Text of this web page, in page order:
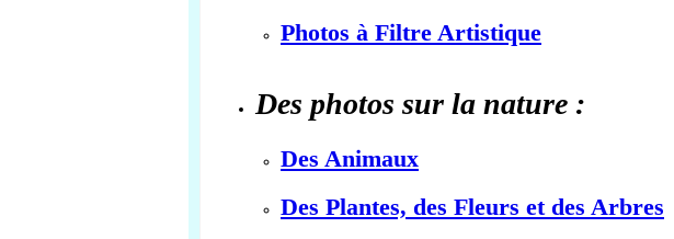
Photos à Filtre Artistique
Des photos sur la nature :
Des Animaux
Des Plantes, des Fleurs et des Arbres